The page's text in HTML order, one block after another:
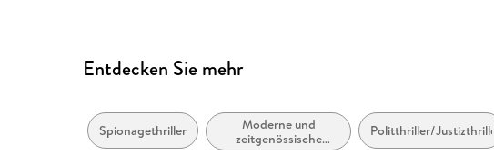
Entdecken Sie mehr
Spionagethriller
Moderne und
zeitgenössische
Belletristik: allgemein
Politthriller/Justizthriller